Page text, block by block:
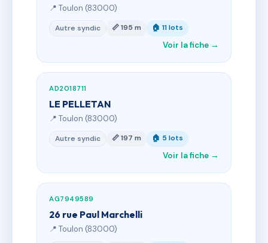
📍 Toulon (83000)
Autre syndic 📏 195 m 🏠 11 lots
Voir la fiche →
AD2018711
LE PELLETAN
📍 Toulon (83000)
Autre syndic 📏 197 m 🏠 5 lots
Voir la fiche →
AG7949589
26 rue Paul Marchelli
📍 Toulon (83000)